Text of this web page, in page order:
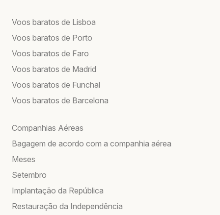
Voos baratos de Lisboa
Voos baratos de Porto
Voos baratos de Faro
Voos baratos de Madrid
Voos baratos de Funchal
Voos baratos de Barcelona
Companhias Aéreas
Bagagem de acordo com a companhia aérea
Meses
Setembro
Implantação da República
Restauração da Independência